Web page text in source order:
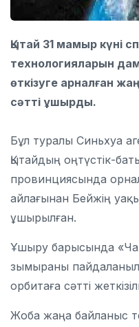
Қытай 31 мамыр күні
технологияларын
өткізуге арналған
сәтті ұшырды.
Бұл туралы Синьхуа
Қытайдың оңтүстік-
провинциясында
айлағынан Бейжің
ұшырылған.
Ұшыру барысында
зымыраны
орбитаға сәтті
Жоба жаңа байланыс